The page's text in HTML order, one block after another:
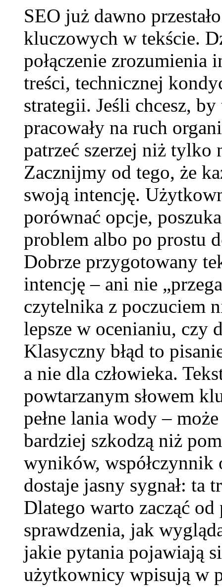
SEO już dawno
kluczowych w tekście.
połączenie
treści, technicznej
strategii. Jeśli chcesz,
pracowały na ruch
patrzeć szerzej niż tylko
Zacznijmy od tego, że
swoją intencję.
porównać opcje,
problem albo po prostu
Dobrze przygotowany
intencję – ani nie
czytelnika z poczuciem
lepsze w ocenianiu, czy
Klasyczny błąd to
a nie dla człowieka.
powtarzanym słowem
pełne lania wody –
bardziej szkodzą niż
wyników, współczynnik
dostaje jasny sygnał: ta
Dlatego warto zacząć od
sprawdzenia, jak
jakie pytania pojawiają
użytkownicy wpisują w